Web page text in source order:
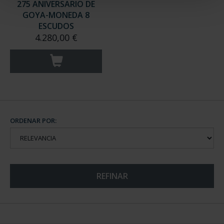
275 ANIVERSARIO DE
GOYA-MONEDA 8
ESCUDOS
4.280,00 €
ORDENAR POR:
REFINAR